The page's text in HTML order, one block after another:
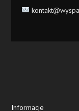
Informacje